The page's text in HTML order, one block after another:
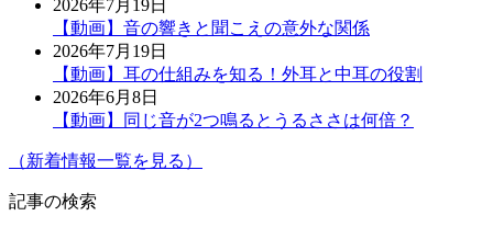
2026年7月19日
【動画】音の響きと聞こえの意外な関係
2026年7月19日
【動画】耳の仕組みを知る！外耳と中耳の役割
2026年6月8日
【動画】同じ音が2つ鳴るとうるささは何倍？
（新着情報一覧を見る）
記事の検索